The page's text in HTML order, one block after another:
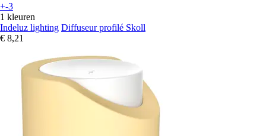
+-3
1 kleuren
Indeluz lighting Diffuseur profilé Skoll
€ 8,21